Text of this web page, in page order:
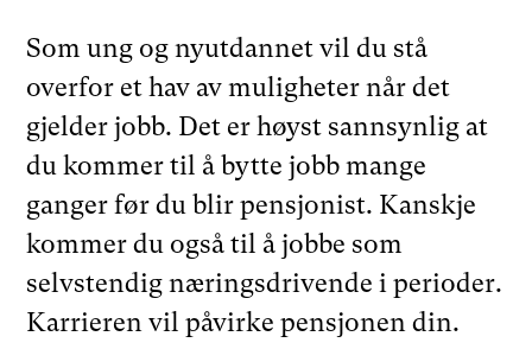
Som ung og nyutdannet vil du stå
overfor et hav av muligheter når det
gjelder jobb. Det er høyst sannsynlig at
du kommer til å bytte jobb mange
ganger før du blir pensjonist. Kanskje
kommer du også til å jobbe som
selvstendig næringsdrivende i perioder.
Karrieren vil påvirke pensjonen din.